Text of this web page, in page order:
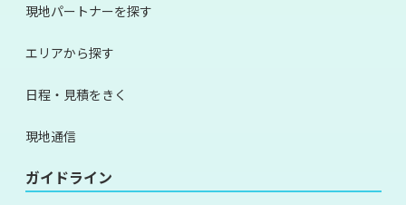
現地パートナーを探す
エリアから探す
日程・見積をきく
現地通信
ガイドライン